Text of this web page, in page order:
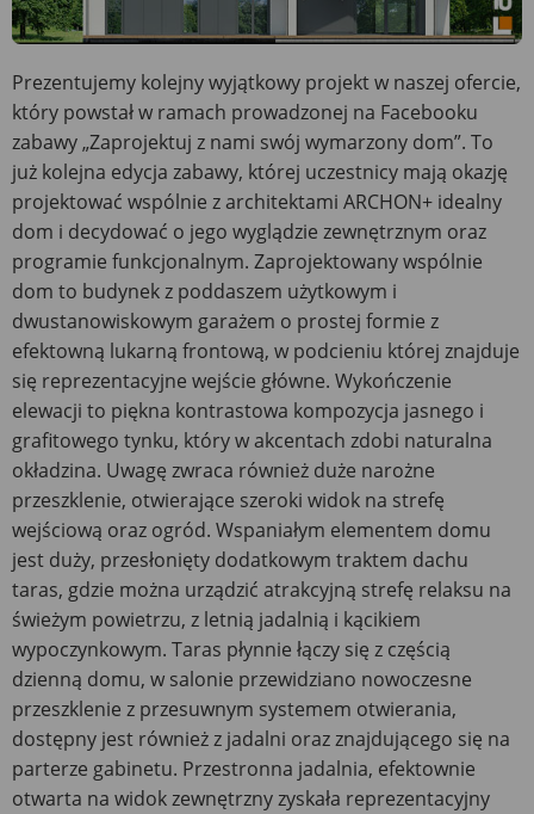
Prezentujemy kolejny wyjątkowy projekt w naszej ofercie,
który powstał w ramach prowadzonej na Facebooku
zabawy „Zaprojektuj z nami swój wymarzony dom”. To
już kolejna edycja zabawy, której uczestnicy mają okazję
projektować wspólnie z architektami ARCHON+ idealny
dom i decydować o jego wyglądzie zewnętrznym oraz
programie funkcjonalnym. Zaprojektowany wspólnie
dom to budynek z poddaszem użytkowym i
dwustanowiskowym garażem o prostej formie z
efektowną lukarną frontową, w podcieniu której znajduje
się reprezentacyjne wejście główne. Wykończenie
elewacji to piękna kontrastowa kompozycja jasnego i
grafitowego tynku, który w akcentach zdobi naturalna
okładzina. Uwagę zwraca również duże narożne
przeszklenie, otwierające szeroki widok na strefę
wejściową oraz ogród. Wspaniałym elementem domu
jest duży, przesłonięty dodatkowym traktem dachu
taras, gdzie można urządzić atrakcyjną strefę relaksu na
świeżym powietrzu, z letnią jadalnią i kącikiem
wypoczynkowym. Taras płynnie łączy się z częścią
dzienną domu, w salonie przewidziano nowoczesne
przeszklenie z przesuwnym systemem otwierania,
dostępny jest również z jadalni oraz znajdującego się na
parterze gabinetu. Przestronna jadalnia, efektownie
otwarta na widok zewnętrzny zyskała reprezentacyjny